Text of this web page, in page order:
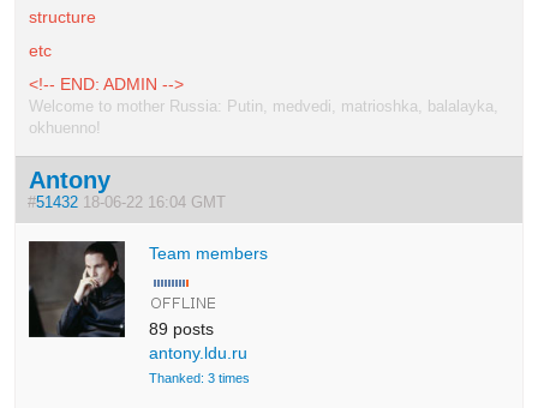
structure
etc
<!-- END: ADMIN -->
Welcome to mother Russia: Putin, medvedi, matrioshka, balalayka,
okhuenno!
Antony
#51432 18-06-22 16:04 GMT
Team members
89 posts
antony.ldu.ru
Thanked: 3 times